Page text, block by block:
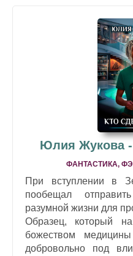
Юлия Жукова -
ФАНТАСТИКА,
При вступлении в
пообещал
разумной жизни для
Образец, который
божеством
добровольно под